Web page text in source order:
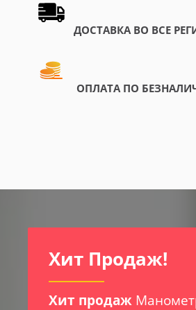
ДОСТАВКА ВО ВСЕ
ОПЛАТА ПО
Хит Продаж!
Хит продаж